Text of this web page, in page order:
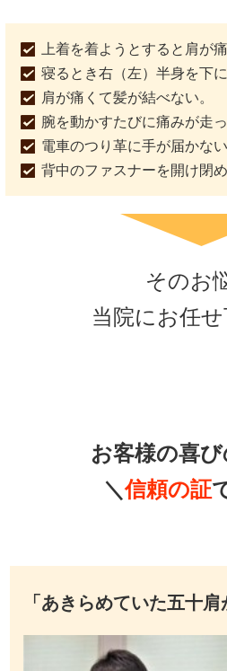
上着を着ようとすると肩が
寝るとき右（左）半身を下に
肩が痛くて髪が結べない。
腕を動かすたびに痛みが走っ
電車のつり革に手が届かない
背中のファスナーを開け閉め
そのお
当院にお任せ
お客様の喜
＼信頼の証
「あきらめていた五十肩